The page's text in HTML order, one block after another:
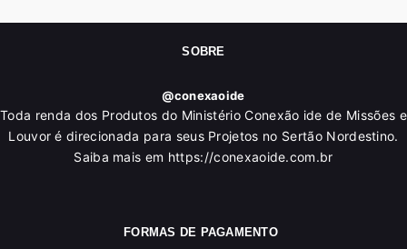
SOBRE
@conexaoide
Toda renda dos Produtos do Ministério Conexão ide de Missões e
Louvor é direcionada para seus Projetos no Sertão Nordestino.
Saiba mais em https://conexaoide.com.br
FORMAS DE PAGAMENTO